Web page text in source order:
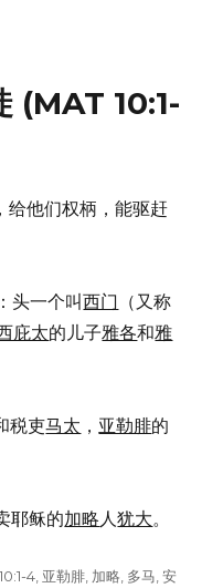
(MAT 10:1-
给他们权柄，能驱赶
头一个叫西门 （又称
庇太的儿子雅各和雅
税吏马太 ， 亚勒腓的
耶稣的加略人犹大。
4 亚勒腓 加略 多马 ,安